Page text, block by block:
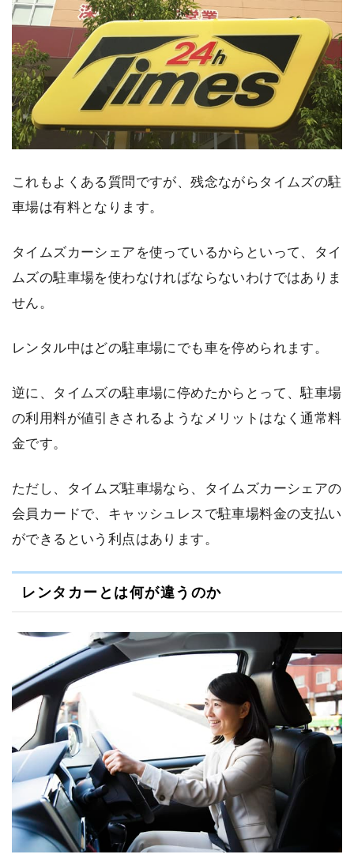
これもよくある質問ですが、残念ながらタイムズの駐
車場は有料となります。
タイムズカーシェアを使っているからといって、タイ
ムズの駐車場を使わなければならないわけではありま
せん。
レンタル中はどの駐車場にでも車を停められます。
逆に、タイムズの駐車場に停めたからとって、駐車場
の利用料が値引きされるようなメリットはなく通常料
金です。
ただし、タイムズ駐車場なら、タイムズカーシェアの
会員カードで、キャッシュレスで駐車場料金の支払い
ができるという利点はあります。
レンタカーとは何が違うのか